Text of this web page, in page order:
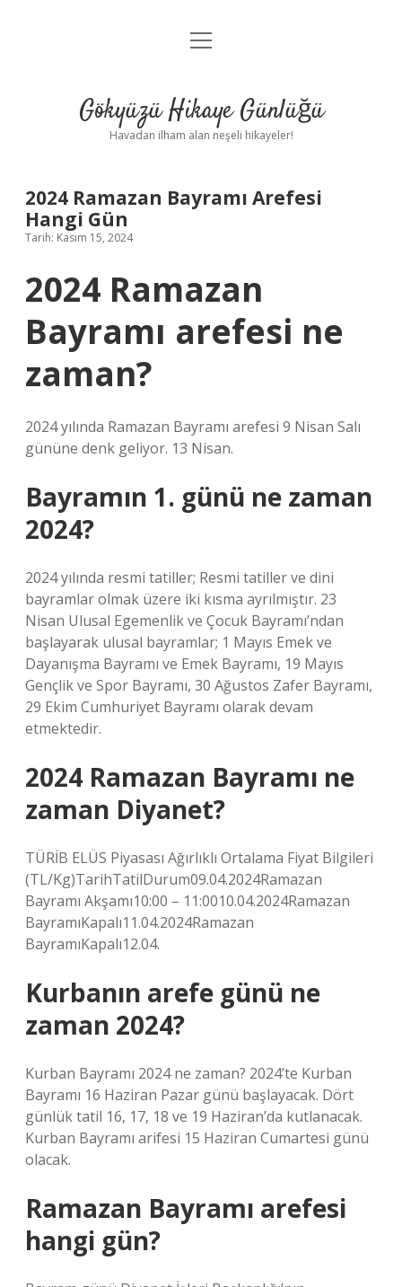
Anasayfa
Yasal Uyarı
menüyü
Gökyüzü Hikaye Günlüğü
Havadan ilham alan neşeli hikayeler!
2024 Ramazan Bayramı Arefesi
Hangi Gün
Tarih: Kasım 15, 2024
2024 Ramazan
Bayramı arefesi ne
zaman?
2024 yılında Ramazan Bayramı arefesi 9 Nisan Salı
gününe denk geliyor. 13 Nisan.
Bayramın 1. günü ne zaman
2024?
2024 yılında resmi tatiller; Resmi tatiller ve dini
bayramlar olmak üzere iki kısma ayrılmıştır. 23
Nisan Ulusal Egemenlik ve Çocuk Bayramı’ndan
başlayarak ulusal bayramlar; 1 Mayıs Emek ve
Dayanışma Bayramı ve Emek Bayramı, 19 Mayıs
Gençlik ve Spor Bayramı, 30 Ağustos Zafer Bayramı,
29 Ekim Cumhuriyet Bayramı olarak devam
etmektedir.
2024 Ramazan Bayramı ne
zaman Diyanet?
TÜRİB ELÜS Piyasası Ağırlıklı Ortalama Fiyat Bilgileri
(TL/Kg)TarihTatilDurum09.04.2024Ramazan
Bayramı Akşamı10:00 – 11:0010.04.2024Ramazan
BayramıKapalı11.04.2024Ramazan
BayramıKapalı12.04.
Kurbanın arefe günü ne
zaman 2024?
Kurban Bayramı 2024 ne zaman? 2024’te Kurban
Bayramı 16 Haziran Pazar günü başlayacak. Dört
günlük tatil 16, 17, 18 ve 19 Haziran’da kutlanacak.
Kurban Bayramı arifesi 15 Haziran Cumartesi günü
olacak.
Ramazan Bayramı arefesi
hangi gün?